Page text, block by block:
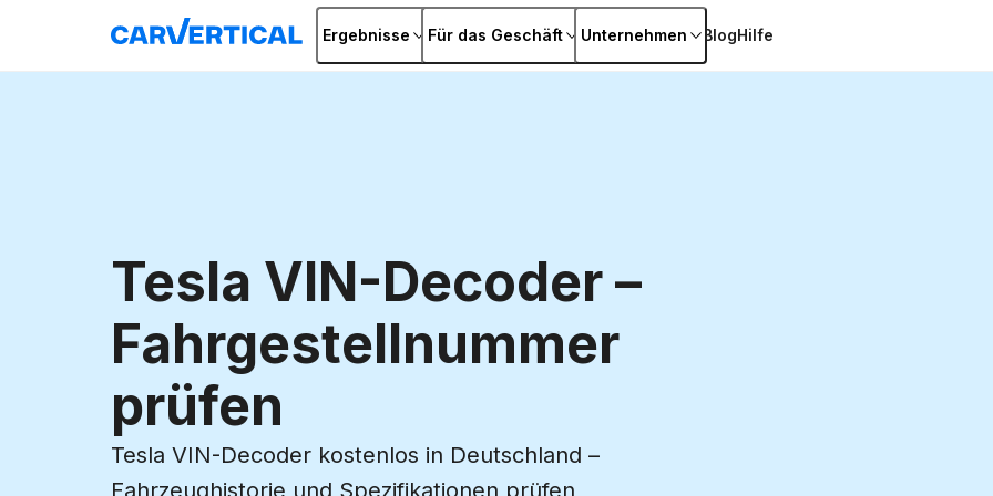
Ergebnisse Für das Geschäft Unternehmen BlogHilfe
Tesla VIN-Decoder –
Fahrgestellnummer
prüfen
Tesla VIN-Decoder kostenlos in Deutschland –
Fahrzeughistorie und Spezifikationen prüfen